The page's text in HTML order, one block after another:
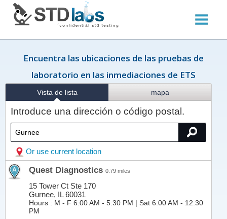
Encuentra las ubicaciones de las pruebas de
laboratorio en las inmediaciones de ETS
Vista de lista mapa
Introduce una dirección o código postal.
Or use current location
Quest Diagnostics 0.79 miles
15 Tower Ct Ste 170
Gurnee, IL 60031
Hours : M - F 6:00 AM - 5:30 PM | Sat 6:00 AM - 12:30
PM